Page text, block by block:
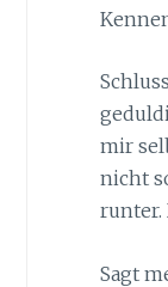
mir
nicht
runter.
Sagt